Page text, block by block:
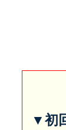
▼初